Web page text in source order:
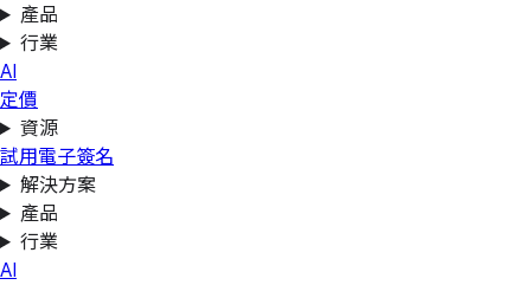
產品
行業
AI
定價
資源
試用電子簽名
解決方案
產品
行業
AI